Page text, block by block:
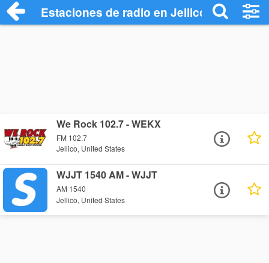
Estaciones de radio en Jellico -
We Rock 102.7 - WEKX
FM 102.7
Jellico, United States
WJJT 1540 AM - WJJT
AM 1540
Jellico, United States